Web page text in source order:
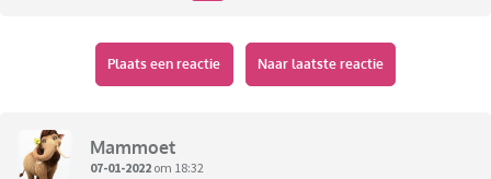
Plaats een reactie Naar laatste reactie
Mammoet
07-01-2022 om 18:32